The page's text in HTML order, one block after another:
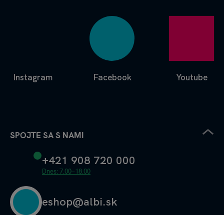
Facebook
Instagram Youtube
SPOJTE SA S NAMI
+421 908 720 000
Dnes: 7.00–18.00
eshop@albi.sk